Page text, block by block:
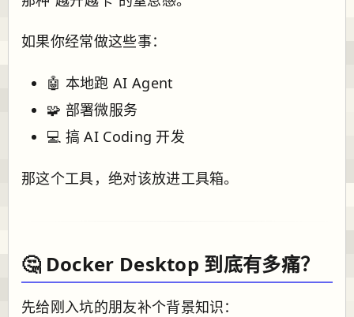
如果你经常做这些事：
🤖 本地跑 AI Agent
🧩 部署微服务
💻 搞 AI Coding 开发
那这个工具，绝对该放进工具箱。
🤔 Docker Desktop 到底有多痛？
先给刚入坑的朋友补个背景知识：